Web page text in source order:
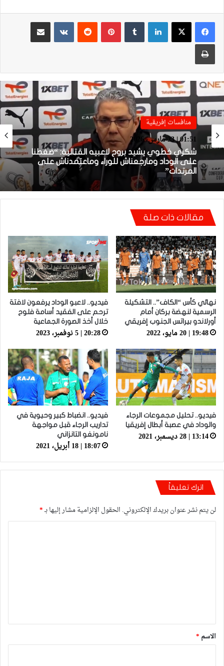
لينكدإن بينتيريست
مشاركة عبر البريد
طباعة
منافسات إفريقية
01:51 | 23 مارس، 2026
شكري خطوي يشيد بروح لاعبيه القتالية: “ضغطنا
المرتدات”
منافسات إفريقية
01:38 | 23 مارس، 2026
بعد الإقصاء من كأس “الكاف”.. أيت منا يقيل
بنهاشم
مقالات ذات صلة
نهائي كأس “الكاف”.. التشكيلة
الرسمية لنهضة بركان أمام
أورلاندو بيراتس الجنوب إفريقي
19:48 | 20 مايو، 2022
فيديو.. لاعبو الوداد يرفعون لافتة
ترحم على الفقيد أسامة فلوح
خلال أخذ الصورة الجماعية
20:28 | 5 نوفمبر، 2023
فيديو.. تحليل مجموعات الرجاء
والوداد في عصبة أبطال إفريقيا
13:14 | 28 ديسمبر، 2021
فيديو.. انضباط كبير وحيوية في
تداريب الرجاء قبل مواجهة
نامونغو التانزاني
18:07 | 18 أبريل، 2021
اترك تعليقاً
لن يتم نشر عنوان بريدك الإلكتروني. الحقول الإلزامية مشار إليها بـ*
*
الاسم *